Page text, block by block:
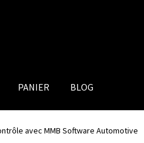
PANIER BLOG
avec MMB Software Automotive